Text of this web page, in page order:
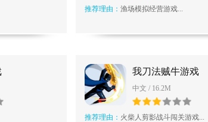
推荐理由： 渔场模拟经营游戏...
我刀法贼牛游戏
中文 / 16.2M
推荐理由： 火柴人剪影战斗闯关游戏...